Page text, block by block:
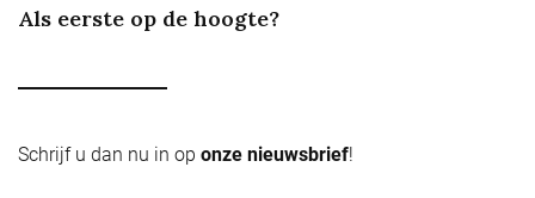
Als eerste op de hoogte?
Schrijf u dan nu in op onze nieuwsbrief!